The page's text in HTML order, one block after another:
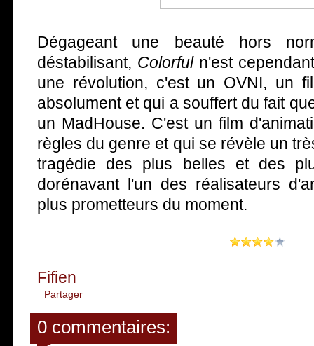
Dégageant une beauté hors
déstabilisant, Colorfuln'est
une révolution, c'est un OVNI, un
absolument et qui a souffert du fait
un MadHouse. C'est un film
règles du genre et qui se révèle un
tragédie des plus belles et des
dorénavant l'un des réalisateurs
plus prometteurs du moment.
Fifien
Partager
0 commentaires: